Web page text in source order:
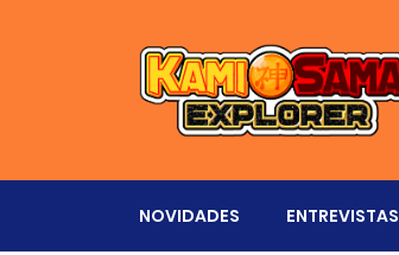
NOVIDADES ENTREVISTAS